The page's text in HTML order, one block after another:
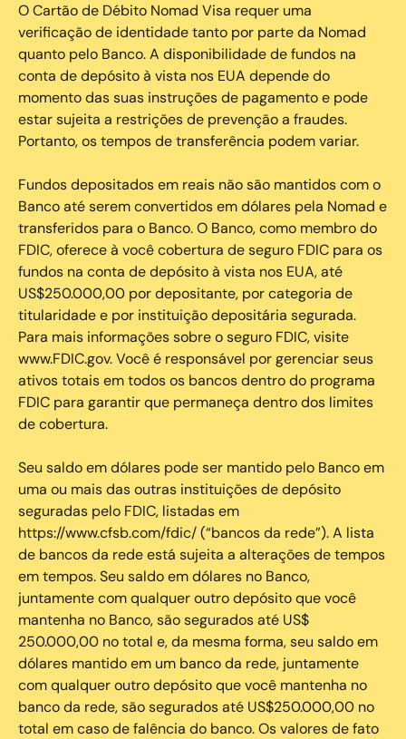
O Cartão de Débito Nomad Visa requer uma
verificação de identidade tanto por parte da Nomad
quanto pelo Banco. A disponibilidade de fundos na
conta de depósito à vista nos EUA depende do
momento das suas instruções de pagamento e pode
estar sujeita a restrições de prevenção a fraudes.
Portanto, os tempos de transferência podem variar.
Fundos depositados em reais não são mantidos com o
Banco até serem convertidos em dólares pela Nomad e
transferidos para o Banco. O Banco, como membro do
FDIC, oferece à você cobertura de seguro FDIC para os
fundos na conta de depósito à vista nos EUA, até
US$250.000,00 por depositante, por categoria de
titularidade e por instituição depositária segurada.
Para mais informações sobre o seguro FDIC, visite
www.FDIC.gov. Você é responsável por gerenciar seus
ativos totais em todos os bancos dentro do programa
FDIC para garantir que permaneça dentro dos limites
de cobertura.
Seu saldo em dólares pode ser mantido pelo Banco em
uma ou mais das outras instituições de depósito
seguradas pelo FDIC, listadas em
https://www.cfsb.com/fdic/ (“bancos da rede”). A lista
de bancos da rede está sujeita a alterações de tempos
em tempos. Seu saldo em dólares no Banco,
juntamente com qualquer outro depósito que você
mantenha no Banco, são segurados até US$
250.000,00 no total e, da mesma forma, seu saldo em
dólares mantido em um banco da rede, juntamente
com qualquer outro depósito que você mantenha no
banco da rede, são segurados até US$250.000,00 no
total em caso de falência do banco. Os valores de fato